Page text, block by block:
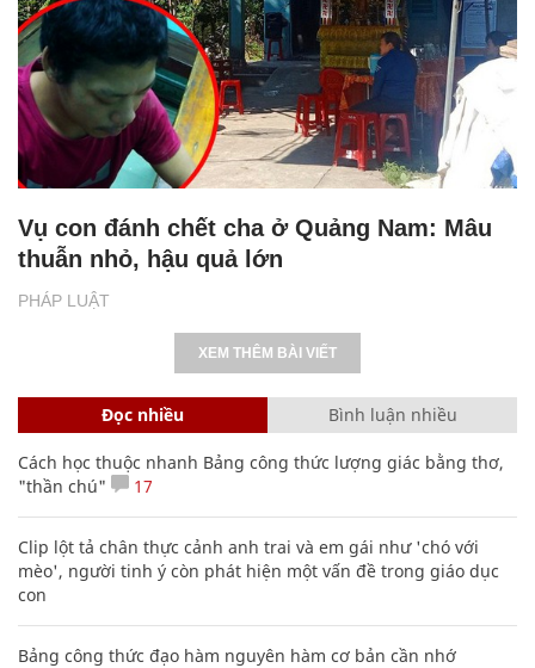
PHÁP LUẬT
Vụ con đánh chết cha ở Quảng Nam: Mâu
thuẫn nhỏ, hậu quả lớn
XEM THÊM BÀI VIẾT
Đọc nhiều Bình luận nhiều
Cách học thuộc nhanh Bảng công thức lượng giác bằng thơ,
"thần chú"
17
Clip lột tả chân thực cảnh anh trai và em gái như 'chó với
mèo', người tinh ý còn phát hiện một vấn đề trong giáo dục
con
Bảng công thức đạo hàm nguyên hàm cơ bản cần nhớ